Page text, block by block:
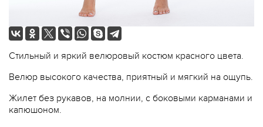
Стильный и яркий велюровый костюм красного цвета.
Велюр высокого качества, приятный и мягкий на ощупь.
Жилет без рукавов, на молнии, с боковыми карманами и
капюшоном.